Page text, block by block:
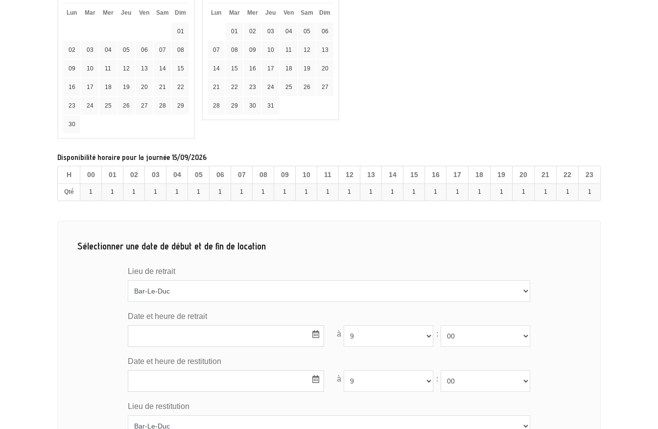
Lun Mar Mer Jeu Ven Sam Dim
01
02 03 04 05 06 07 08
09 10 11 12 13 14 15
16 17 18 19 20 21 22
23 24 25 26 27 28 29
30
Lun Mar Mer Jeu Ven Sam Dim
01 02 03 04 05 06
07 08 09 10 11 12 13
14 15 16 17 18 19 20
21 22 23 24 25 26 27
28 29 30 31
Disponibilité horaire pour la journée 15/09/2026
H 00 01 02 03 04 05 06 07 08 09 10 11 12 13 14 15 16 17 18 19 20 21 22 23
Qté 1 1 1 1 1 1 1 1 1 1 1 1 1 1 1 1 1 1 1 1 1 1 1 1
Sélectionner une date de début et de fin de location
Lieu de retrait
Date et heure de retrait
à :
Date et heure de restitution
à :
Lieu de restitution